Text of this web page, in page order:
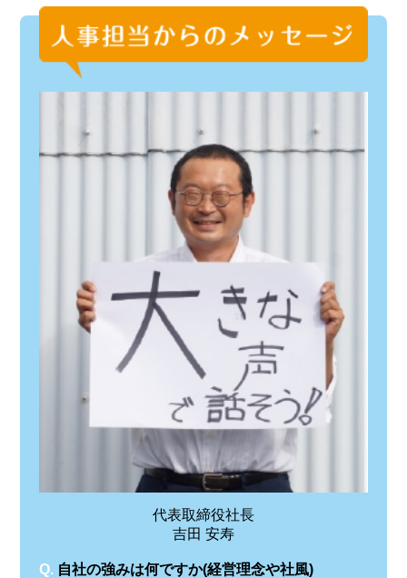
代表取締役社長
吉田 安寿
Q. 自社の強みは何ですか(経営理念や社風)